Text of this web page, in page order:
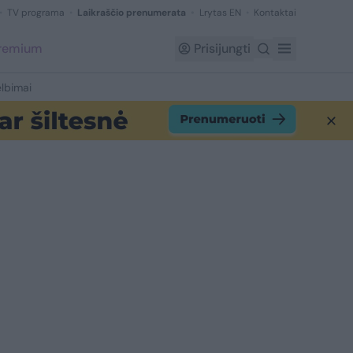
TV programa Laikraščio prenumerata Lrytas EN Kontaktai
Prisijungti